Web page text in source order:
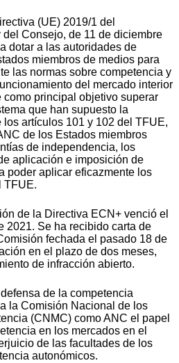
(UE) 2019/1 del
Consejo, de 11 de diciembre
dotar a las autoridades de
miembros de medios para
las normas sobre competencia y
del mercado interior
como principal objetivo superar
que han supuesto la
artículos 101 y 102 del TFUE,
de los Estados miembros
de independencia, los
aplicación e imposición de
poder aplicar eficazmente los
TFUE.
de la Directiva ECN+ venció el
2021. Se ha recibido carta de
fechada el pasado 18 de
en el plazo de dos meses,
de infracción abierto.
de la competencia
la Comisión Nacional de los
(CNMC) como ANC el papel
en los mercados en el
de las facultades de los
autonómicos.